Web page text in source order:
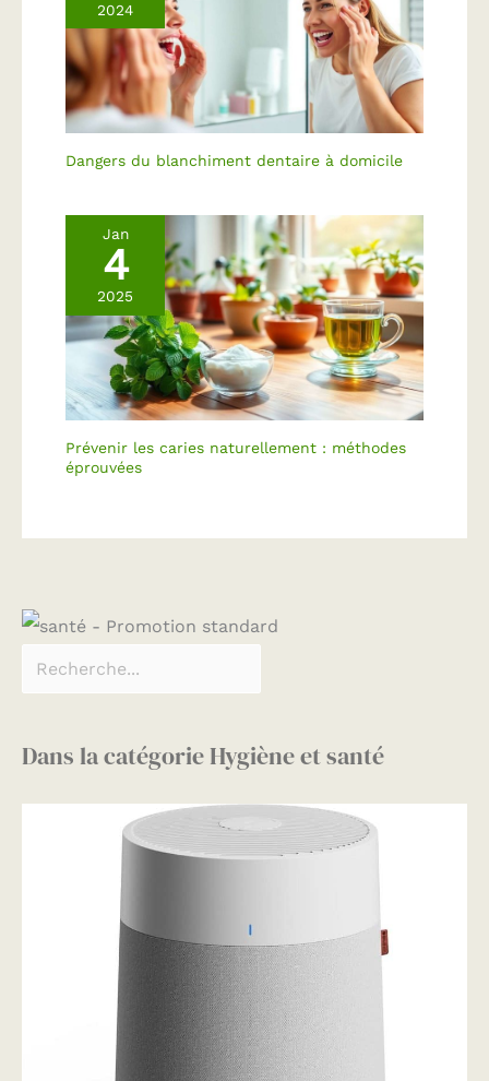
2024
Dangers du blanchiment dentaire à domicile
Jan
4
2025
Prévenir les caries naturellement : méthodes
éprouvées
Dans la catégorie Hygiène et santé